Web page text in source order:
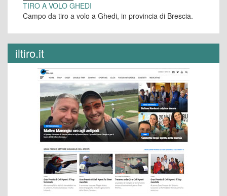
TIRO A VOLO GHEDI
Campo da tiro a volo a Ghedi, in provincia di Brescia.
iltiro.it